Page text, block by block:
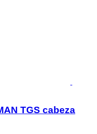
TGS cabeza